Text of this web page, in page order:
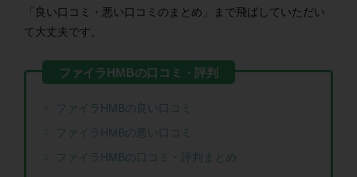
「良い口コミ・悪い口コミのまとめ」まで飛ばしていただい
て大丈夫です。
ファイラHMBの良い口コミ
ファイラHMBの悪い口コミ
ファイラHMBの口コミ・評判まとめ